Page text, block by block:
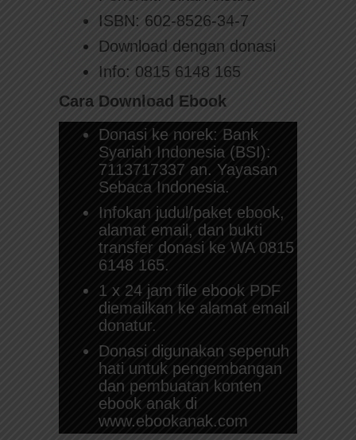
ISBN: 602-8526-34-7
Download dengan donasi
Info: 0815 6148 165
Cara Download Ebook
Donasi ke norek: Bank
Syariah Indonesia (BSI):
7113717337 an. Yayasan
Sebaca Indonesia.
Infokan judul/paket ebook,
alamat email, dan bukti
transfer donasi ke WA 0815
6148 165.
1 x 24 jam file ebook PDF
diemailkan ke alamat email
donatur.
Donasi digunakan sepenuh
hati untuk pengembangan
dan pembuatan konten
ebook anak di
www.ebookanak.com